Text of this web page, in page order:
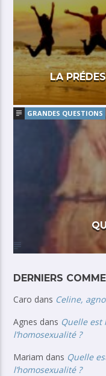
LA
GRANDES QUESTIONS
DERNIERS
Caro dans Celine,
Agnes dans Quelle est
l’homosexualité ?
Mariam dans Quelle
l’homosexualité ?